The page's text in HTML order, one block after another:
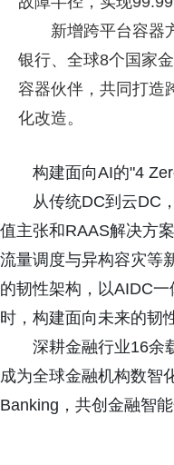
新增跨平台容器
银行、全球8个国家
容器伙伴，共同打造
化改造。
构建面向AI的"4
从传统DC到云DC
值主张和RAAS解决方
流量调度与异构容灾等
的韧性架构，以AIDC
时，构建面向未来的韧
深耕金融行业16余
成为全球金融机构数智
Banking，共创金融智